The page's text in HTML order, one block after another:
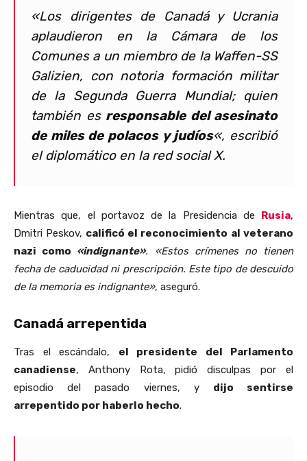
«Los dirigentes de Canadá y Ucrania
aplaudieron en la Cámara de los
Comunes a un miembro de la Waffen-SS
Galizien, con notoria formación militar
de la Segunda Guerra Mundial; quien
también es responsable del asesinato
de miles de polacos y judíos«, escribió
el diplomático en la red social X.
Mientras que, el portavoz de la Presidencia de Rusia,
Dmitri Peskov, calificó el reconocimiento al veterano
nazi como «indignante». «Estos crímenes no tienen
fecha de caducidad ni prescripción. Este tipo de descuido
de la memoria es indignante», aseguró.
Canadá arrepentida
Tras el escándalo, el presidente del Parlamento
canadiense, Anthony Rota, pidió disculpas por el
episodio del pasado viernes, y dijo sentirse
arrepentido por haberlo hecho.